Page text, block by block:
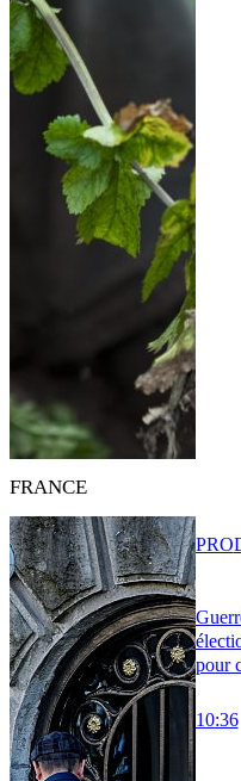
FRANCE
pour
10:36
PRO